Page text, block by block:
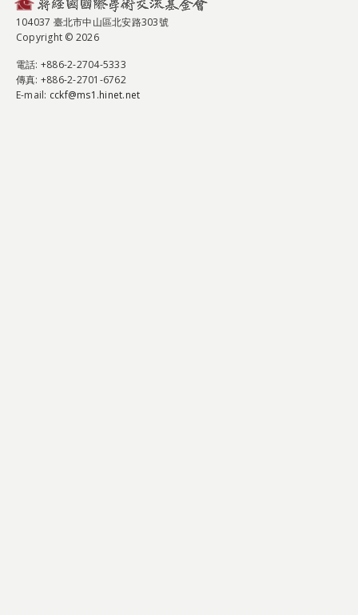
104037 臺北市中山區北安路303號
Copyright © 2026
電話: +886-2-2704-5333
傳真: +886-2-2701-6762
E-mail: cckf@ms1.hinet.net